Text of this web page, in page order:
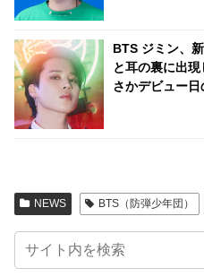
BTS ジミン、
と耳の裏に出
さかデビュー
NEWS BTS（防弾少年団）